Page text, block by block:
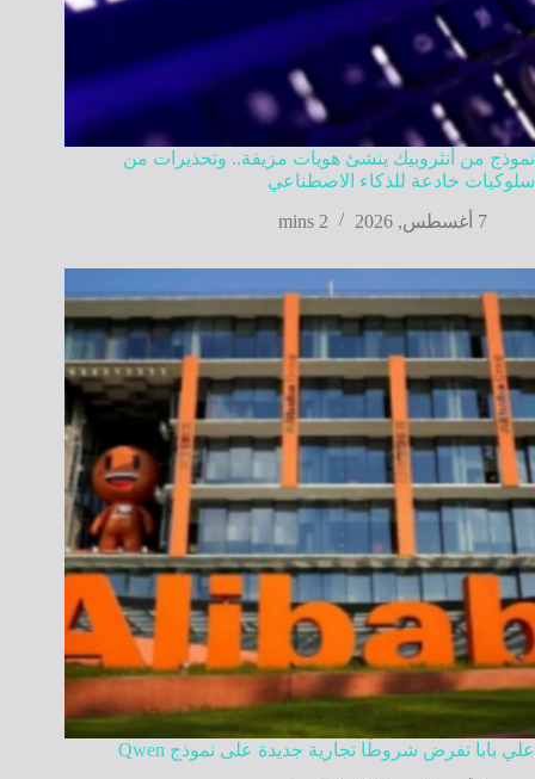
نموذج من أنثروبيك ينشئ هويات مزيفة.. وتحذيرات من
سلوكيات خادعة للذكاء الاصطناعي
7 أغسطس, 2026
2 mins
علي بابا تفرض شروطًا تجارية جديدة على نموذج Qwen